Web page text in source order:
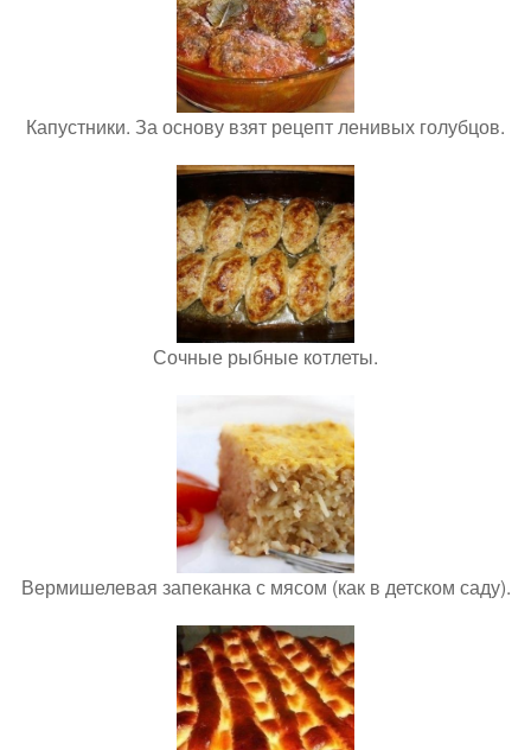
Капустники. За основу взят рецепт ленивых голубцов.
Сочные рыбные котлеты.
Вермишелевая запеканка с мясом (как в детском саду).